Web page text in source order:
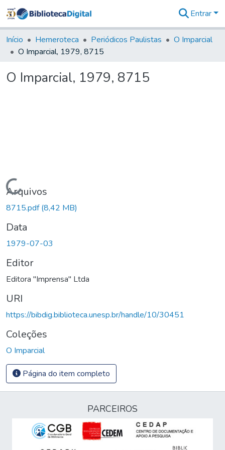
&
Coleções
Tudo na
Digital
Entrar
Início Hemeroteca Periódicos Paulistas
O Imparcial
O Imparcial, 1979, 8715
O Imparcial, 1979, 8715
Carregando...
Arquivos
8715.pdf(8,42 MB)
Data
1979-07-03
Editor
Editora "Imprensa" Ltda
URI
https://bibdig.biblioteca.unesp.br/handle/10/30451
Coleções
O Imparcial
Página do item completo
PARCEIROS